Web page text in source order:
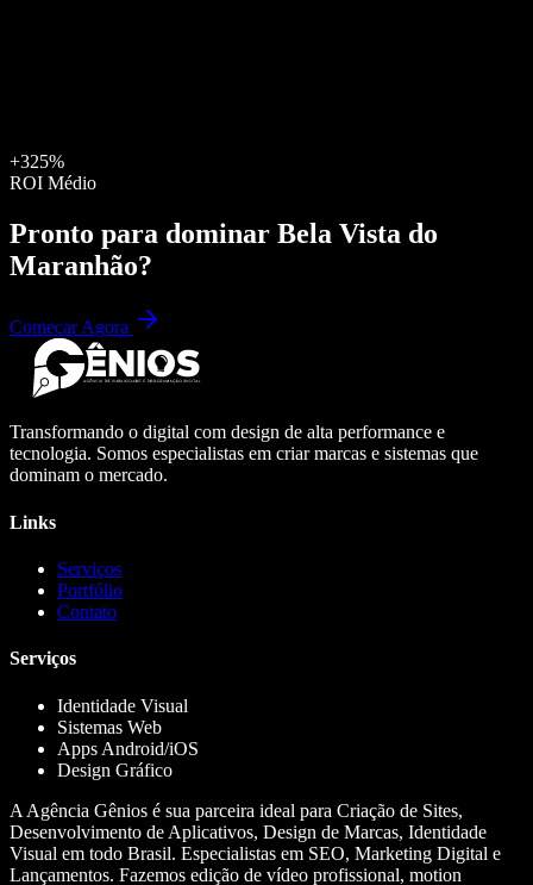
+325%
ROI Médio
Pronto para dominar Bela Vista do
Maranhão?
Começar Agora
Transformando o digital com design de alta performance e
tecnologia. Somos especialistas em criar marcas e sistemas que
dominam o mercado.
Links
Serviços
Portfólio
Contato
Serviços
Identidade Visual
Sistemas Web
Apps Android/iOS
Design Gráfico
A Agência Gênios é sua parceira ideal para Criação de Sites,
Desenvolvimento de Aplicativos, Design de Marcas, Identidade
Visual em todo Brasil. Especialistas em SEO, Marketing Digital e
Lançamentos. Fazemos edição de vídeo profissional, motion